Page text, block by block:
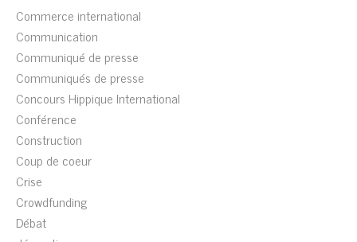
Commerce international
Communication
Communiqué de presse
Communiqués de presse
Concours Hippique International
Conférence
Construction
Coup de coeur
Crise
Crowdfunding
Débat